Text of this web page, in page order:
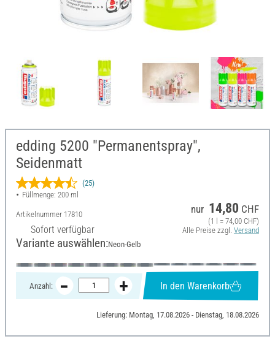
edding 5200 "Permanentspray",
Seidenmatt
(25)
Füllmenge: 200 ml
Artikelnummer 17810
Sofort verfügbar
nur 14,80 CHF
(1 l = 74,00 CHF)
Alle Preise zzgl. Versand
Variante auswählen:Neon-Gelb
Anzahl: In den Warenkorb
Lieferung: Montag, 17.08.2026 - Dienstag, 18.08.2026